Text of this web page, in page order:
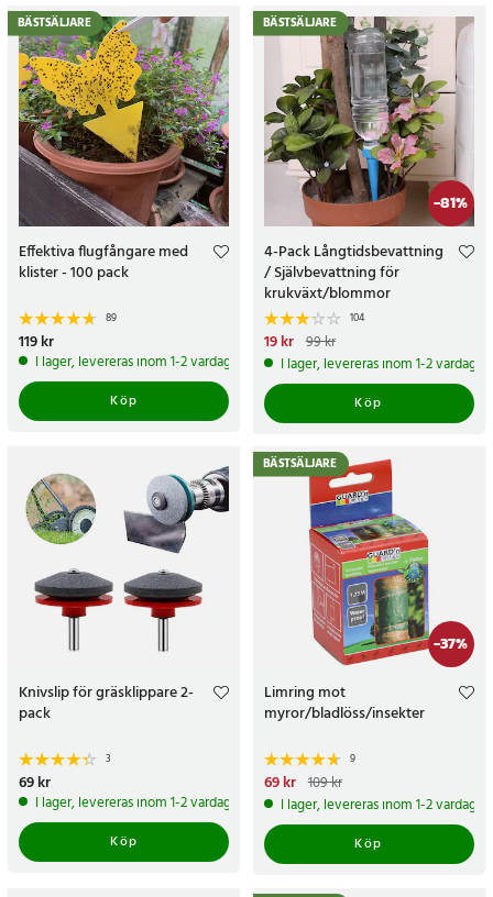
BÄSTSÄLJARE
Effektiva flugfångare med
klister - 100 pack
89
Pris:119 kr
119 kr
I lager, levereras inom 1-2 vardagar
Köp
-81%
BÄSTSÄLJARE
4-Pack Långtidsbevattning
/ Självbevattning för
krukväxt/blommor
104
Nuvarande pris
pris:99 kr
19 kr 99 kr
I lager, levereras inom 1-2 vardagar
Köp
Knivslip för gräsklippare 2-
pack
3
Pris:
69 kr
I lager, levereras inom 1-2 vardagar
Köp
-37%
BÄSTSÄLJARE
Limring mot
myror/bladlöss/insekter
9
Nuvarande pris
pris:109 kr
69 kr 109 kr
I lager, levereras inom 1-2 vardagar
Köp